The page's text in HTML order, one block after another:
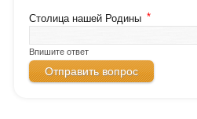
Столица нашей Родины *
Впишите ответ